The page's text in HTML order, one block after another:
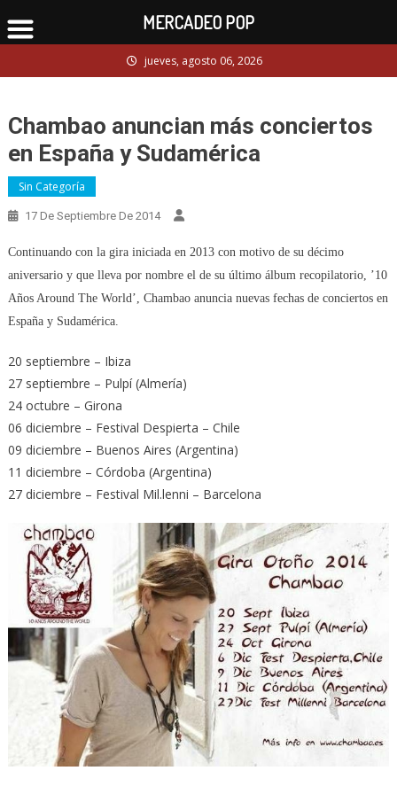
to
jueves, agosto 06, 2026
Chambao anuncian más conciertos
en España y Sudamérica
Sin Categoría
17 De Septiembre De 2014
Continuando con la gira iniciada en 2013 con motivo de su décimo
aniversario y que lleva por nombre el de su último álbum recopilatorio, ’10
Años Around The World’, Chambao anuncia nuevas fechas de conciertos en
España y Sudamérica.
20 septiembre – Ibiza
27 septiembre – Pulpí (Almería)
24 octubre – Girona
06 diciembre – Festival Despierta – Chile
09 diciembre – Buenos Aires (Argentina)
11 diciembre – Córdoba (Argentina)
27 diciembre – Festival Mil.lenni – Barcelona
MERCADEO POP